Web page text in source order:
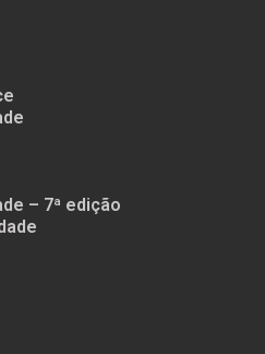
– 7ª edição